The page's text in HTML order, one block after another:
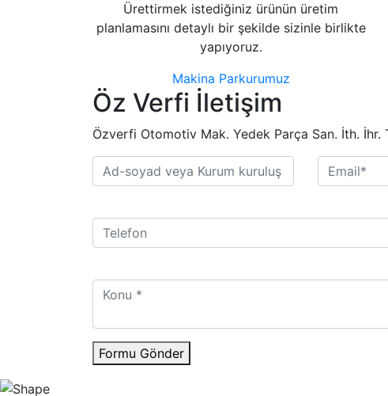
Ürettirmek istediğiniz ürünün üretim
planlamasını detaylı bir şekilde sizinle birlikte
yapıyoruz.
Makina Parkurumuz
Öz Verfi İletişim
Özverfi Otomotiv Mak. Yedek Parça San. İth. İhr.
Formu Gönder